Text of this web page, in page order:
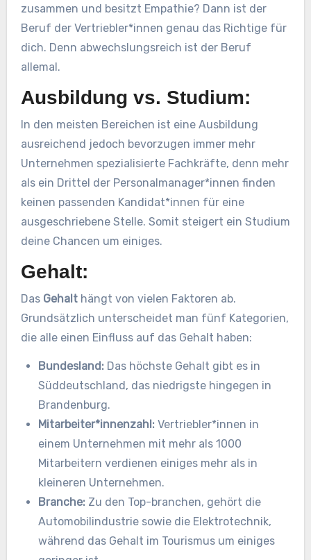
zusammen und besitzt Empathie? Dann ist der
Beruf der Vertriebler*innen genau das Richtige für
dich. Denn abwechslungsreich ist der Beruf
allemal.
Ausbildung vs. Studium:
In den meisten Bereichen ist eine Ausbildung
ausreichend jedoch bevorzugen immer mehr
Unternehmen spezialisierte Fachkräfte, denn mehr
als ein Drittel der Personalmanager*innen finden
keinen passenden Kandidat*innen für eine
ausgeschriebene Stelle. Somit steigert ein Studium
deine Chancen um einiges.
Gehalt:
Das Gehalthängt von vielen Faktoren ab.
Grundsätzlich unterscheidet man fünf Kategorien,
die alle einen Einfluss auf das Gehalt haben:
Bundesland: Das höchste Gehalt gibt es in
Süddeutschland, das niedrigste hingegen in
Brandenburg.
Mitarbeiter*innenzahl: Vertriebler*innen in
einem Unternehmen mit mehr als 1000
Mitarbeitern verdienen einiges mehr als in
kleineren Unternehmen.
Branche: Zu den Top-branchen, gehört die
Automobilindustrie sowie die Elektrotechnik,
während das Gehalt im Tourismus um einiges